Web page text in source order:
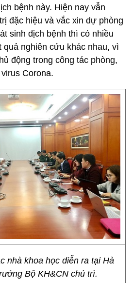
bệnh này. Hiện nay vẫn
đặc hiệu và vắc xin dự phòng
sinh dịch bệnh thì có nhiều
quả nghiên cứu khác nhau, vì
động trong công tác phòng,
Corona.
nhà khoa học diễn ra tại Hà
Bộ KH&CN chủ trì.